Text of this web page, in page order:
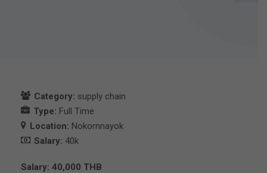
Category: supply chain
Type: Full Time
Location: Nokornnayok
Salary: 40k
Salary: 40,000 THB